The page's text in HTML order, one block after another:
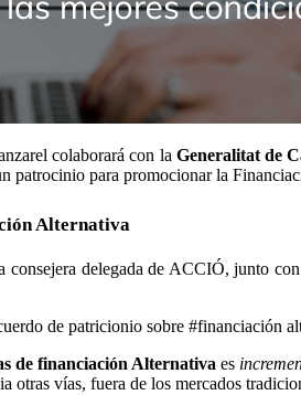
colaborará con la Generalitat de
patrocinio para promocionar la
Alternativa
delegada de ACCIÓ, junto
de patricionio sobre #financiación
de financiación Alternativa es
otras vías, fuera de los mercados